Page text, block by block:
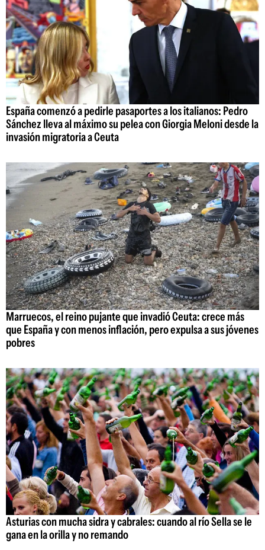
España comenzó a pedirle pasaportes a los italianos: Pedro
Sánchez lleva al máximo su pelea con Giorgia Meloni desde la
invasión migratoria a Ceuta
Marruecos, el reino pujante que invadió Ceuta: crece más
que España y con menos inflación, pero expulsa a sus jóvenes
pobres
Asturias con mucha sidra y cabrales: cuando al río Sella se le
gana en la orilla y no remando